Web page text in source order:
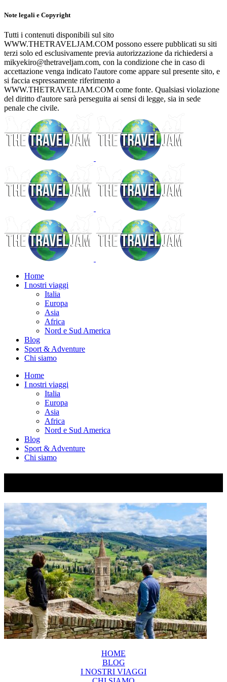
Note legali e Copyright
Tutti i contenuti disponibili sul sito
WWW.THETRAVELJAM.COM possono essere pubblicati su siti
terzi solo ed esclusivamente previa autorizzazione da richiedersi a
mikyekiro@thetraveljam.com, con la condizione che in caso di
accettazione venga indicato l'autore come appare sul presente sito, e
si faccia espressamente riferimento a
WWW.THETRAVELJAM.COM come fonte. Qualsiasi violazione
del diritto d'autore sarà perseguita ai sensi di legge, sia in sede
penale che civile.
Home
I nostri viaggi
Italia
Europa
Asia
Africa
Nord e Sud America
Blog
Sport & Adventure
Chi siamo
Home
I nostri viaggi
Italia
Europa
Asia
Africa
Nord e Sud America
Blog
Sport & Adventure
Chi siamo
HOME
BLOG
I NOSTRI VIAGGI